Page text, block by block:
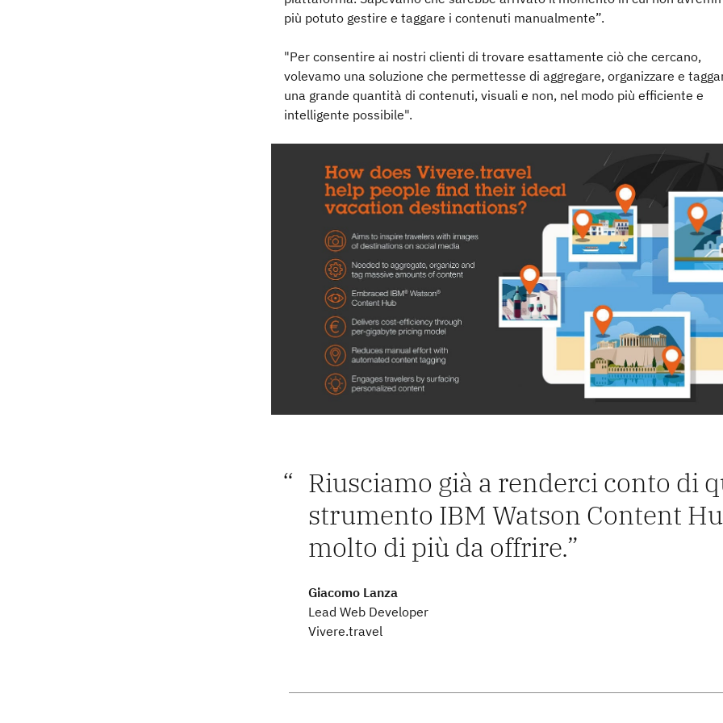
più potuto gestire e taggare i contenuti manualmente”.
"Per consentire ai nostri clienti di trovare esattamente ciò che cercano,
volevamo una soluzione che permettesse di aggregare, organizzare e
una grande quantità di contenuti, visuali e non, nel modo più efficiente e
intelligente possibile".
Riusciamo già a renderci conto di
strumento IBM Watson Content
molto di più da offrire.
Giacomo Lanza
Lead Web Developer
Vivere.travel